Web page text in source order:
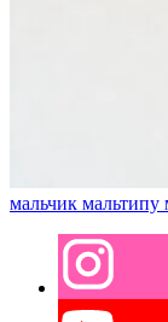
мальчик